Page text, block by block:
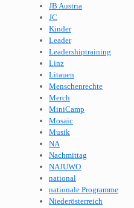
JB Austria
JC
Kinder
Leader
Leadershiptraining
Linz
Litauen
Menschenrechte
Merch
MiniCamp
Mosaic
Musik
NA
Nachmittag
NAJUWO
national
nationale Programme
Niederösterreich